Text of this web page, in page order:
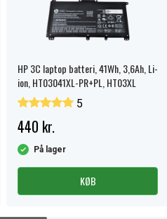
HP 3C laptop batteri, 41Wh, 3,6Ah, Li-
ion, HT03041XL-PR+PL, HT03XL
5
440 kr.
På lager
KØB